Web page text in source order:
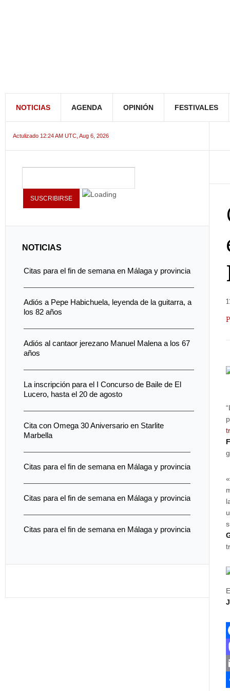
NOTICIAS AGENDA OPINIÓN FESTIVALES
Actulizado 12:24 AM UTC, Aug 6, 2026
a
ca
NOTICIAS
Citas para el fin de semana en Málaga y provincia
Adiós a Pepe Habichuela, leyenda de la guitarra, a
los 82 años
Adiós al cantaor jerezano Manuel Malena a los 67
años
La inscripción para el I Concurso de Baile de El
Lucero, hasta el 20 de agosto
Cita con Omega 30 Aniversario en Starlite
Marbella
Citas para el fin de semana en Málaga y provincia
Citas para el fin de semana en Málaga y provincia
Citas para el fin de semana en Málaga y provincia